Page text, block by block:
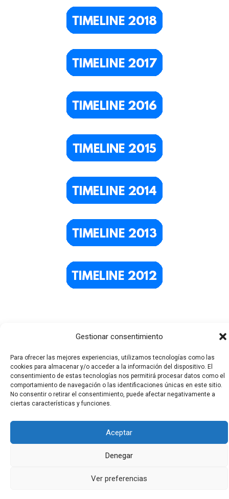
Gestionar consentimiento
Para ofrecer las mejores experiencias, utilizamos tecnologías como las
cookies para almacenar y/o acceder a la información del dispositivo. El
consentimiento de estas tecnologías nos permitirá procesar datos como el
comportamiento de navegación o las identificaciones únicas en este sitio.
No consentir o retirar el consentimiento, puede afectar negativamente a
ciertas características y funciones.
Aceptar
Denegar
Ver preferencias
Todos los derechos © 2026 El Funerario Digital | Funciona
gracias aTema Astra para WordPress